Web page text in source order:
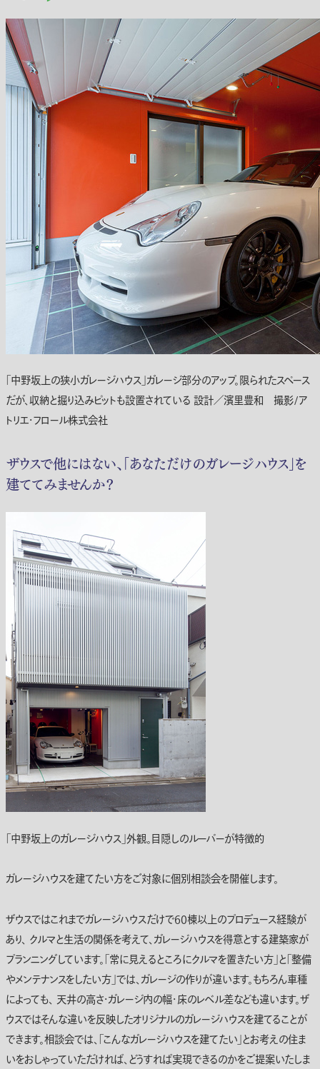
「中野坂上の狭小ガレージハウス」ガレージ部分のアップ。限られたスペース
だが、収納と掘り込みピットも設置されている 設計／濱里豊和 撮影/ア
トリエ・フロール株式会社
ザウスで他にはない、「あなただけのガレージハウス」を
建ててみませんか？
「中野坂上のガレージハウス」外観。目隠しのルーバーが特徴的
ガレージハウスを建てたい方をご対象に個別相談会を開催します。
ザウスではこれまでガレージハウスだけで60棟以上のプロデュース経験が
あり、 クルマと生活の関係を考えて、ガレージハウスを得意とする建築家が
プランニングしています。「常に見えるところにクルマを置きたい方」と「整備
やメンテナンスをしたい方」では、ガレージの作りが違います。もちろん車種
によっても、 天井の高さ・ガレージ内の幅・床のレベル差なども違います。ザ
ウスではそんな違いを反映したオリジナルのガレージハウスを建てることが
できます。相談会では、「こんなガレージハウスを建てたい」とお考えの住ま
いをおしゃっていただければ、どうすれば実現できるのかをご提案いたしま